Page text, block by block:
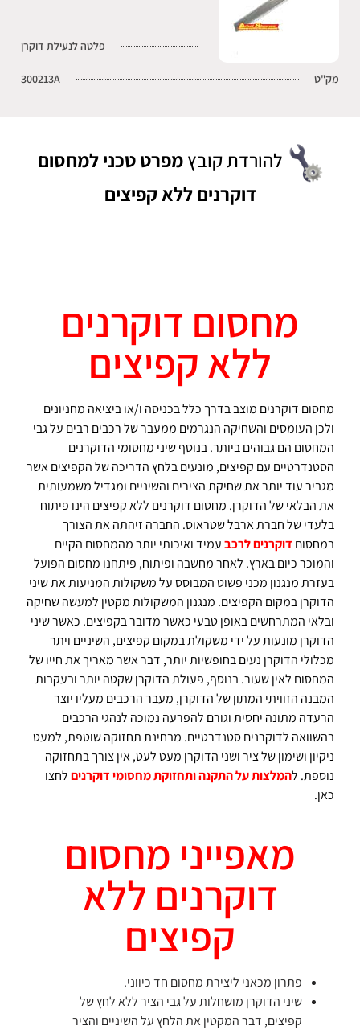
פלטה לנעילת דוקרן
מק"ט 300213A
להורדת קובץמפרט טכני למחסום
דוקרנים ללא קפיצים
מחסום דוקרנים
ללא קפיצים
מחסום דוקרנים מוצב בדרך כלל בכניסה ו/או ביציאה מחניונים
ולכן העומסים והשחיקה הנגרמים ממעבר של רכבים רבים על גבי
המחסום הם גבוהים ביותר. בנוסף שיני מחסומי הדוקרנים
הסטנדרטיים עם קפיצים, מונעים בלחץ הדריכה של הקפיצים אשר
מגביר עוד יותר את שחיקת הצירים והשיניים ומגדיל משמעותית
את הבלאי של הדוקרן. מחסום דוקרנים ללא קפיצים הינו פיתוח
בלעדי של חברת ארבל שטראוס. החברה זיהתה את הצורך
במחסום דוקרנים לרכבעמיד ואיכותי יותר מהמחסום הקיים
והמוכר כיום בארץ. לאחר מחשבה ופיתוח, פיתחנו מחסום הפועל
בעזרת מנגנון מכני פשוט המבוסס על משקולות המניעות את שיני
הדוקרן במקום הקפיצים. מנגנון המשקולות מקטין למעשה שחיקה
ובלאי המתרחשים באופן טבעי כאשר מדובר בקפיצים. כאשר שיני
הדוקרן מונעות על ידי משקולת במקום קפיצים, השיניים ויתר
מכלולי הדוקרן נעים בחופשיות יותר, דבר אשר מאריך את חייו של
המחסום לאין שעור. בנוסף, פעולת הדוקרן שקטה יותר ובעקבות
המבנה הזוויתי המתון של הדוקרן, מעבר הרכבים מעליו יוצר
הרעדה מתונה יחסית וגורם להפרעה נמוכה לנהגי הרכבים
בהשוואה לדוקרנים סטנדרטיים. מבחינת תחזוקה שוטפת, למעט
ניקיון ושימון של ציר ושני הדוקרן מעט לעט, אין צורך בתחזוקה
נוספת. להמלצות על התקנה ותחזוקת מחסומי דוקרניםלחצו
כאן.
מאפייני מחסום
דוקרנים ללא
קפיצים
פתרון מכאני ליצירת מחסום חד כיווני.
שיני הדוקרן מושחלות על גבי הציר ללא לחץ של
קפיצים, דבר המקטין את הלחץ על השיניים והציר